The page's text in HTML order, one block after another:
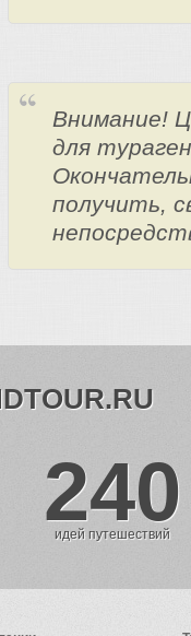
Внимание!
для
получить,
240
идей путешествий